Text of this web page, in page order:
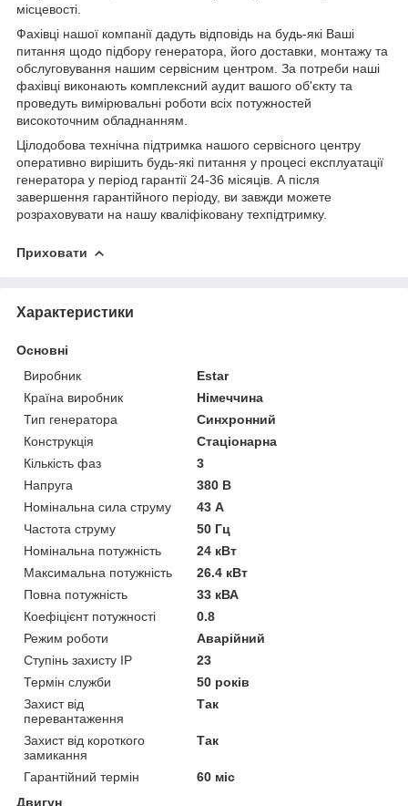
місцевості.
Фахівці нашої компанії дадуть відповідь на будь-які Ваші
питання щодо підбору генератора, його доставки, монтажу та
обслуговування нашим сервісним центром. За потреби наші
фахівці виконають комплексний аудит вашого об'єкту та
проведуть вимірювальні роботи всіх потужностей
високоточним обладнанням.
Цілодобова технічна підтримка нашого сервісного центру
оперативно вирішить будь-які питання у процесі експлуатації
генератора у період гарантії 24-36 місяців. А після
завершення гарантійного періоду, ви завжди можете
розраховувати на нашу кваліфіковану техпідтримку.
Приховати
Характеристики
Основні
Виробник
Estar
Країна виробник
Німеччина
Тип генератора
Синхронний
Конструкція
Стаціонарна
Кількість фаз
3
Напруга
380 В
Номінальна сила струму
43 А
Частота струму
50 Гц
Номінальна потужність
24 кВт
Максимальна потужність
26.4 кВт
Повна потужність
33 кВА
Коефіцієнт потужності
0.8
Режим роботи
Аварійний
Ступінь захисту IP
23
Термін служби
50 років
Захист від
перевантаження
Так
Захист від короткого
замикання
Так
Гарантійний термін
60 міс
Двигун